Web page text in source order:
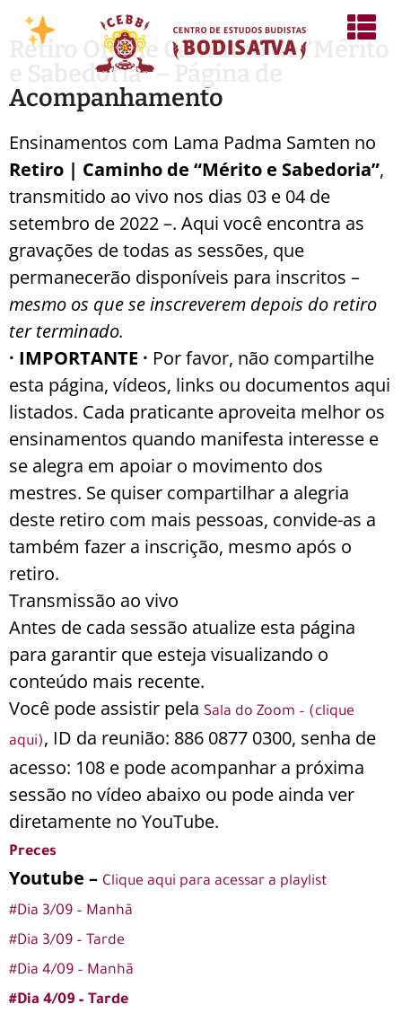
Retiro Online Caminho de “Mérito
e Sabedoria” – Página de
Acompanhamento
Ensinamentos com Lama Padma Samten no
Retiro | Caminho de “Mérito e Sabedoria”,
transmitido ao vivo nos dias 03 e 04 de
setembro de 2022 –. Aqui você encontra as
gravações de todas as sessões, que
permanecerão disponíveis para inscritos –
mesmo os que se inscreverem depois do retiro
ter terminado.
· IMPORTANTE · Por favor, não compartilhe
esta página, vídeos, links ou documentos aqui
listados. Cada praticante aproveita melhor os
ensinamentos quando manifesta interesse e
se alegra em apoiar o movimento dos
mestres. Se quiser compartilhar a alegria
deste retiro com mais pessoas, convide-as a
também fazer a inscrição, mesmo após o
retiro.
Transmissão ao vivo
Antes de cada sessão atualize esta página
para garantir que esteja visualizando o
conteúdo mais recente.
Você pode assistir pela Sala do Zoom – (clique
aqui), ID da reunião: 886 0877 0300, senha de
acesso: 108 e pode acompanhar a próxima
sessão no vídeo abaixo ou pode ainda ver
diretamente no YouTube.
Preces
Youtube – Clique aqui para acessar a playlist
#Dia 3/09 – Manhã
#Dia 3/09 – Tarde
#Dia 4/09 – Manhã
#Dia 4/09 – Tarde